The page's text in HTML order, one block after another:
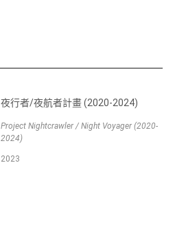
夜行者/夜航者計畫 (2020-2024)
Project Nightcrawler / Night Voyager (2020-
2024)
2023